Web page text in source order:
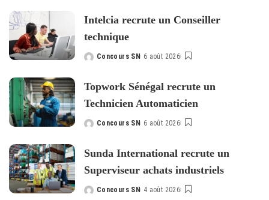
Intelcia recrute un Conseiller
technique
Posted
Concours SN 6 août 2026
Topwork Sénégal recrute un
Technicien Automaticien
Posted
Concours SN 6 août 2026
Sunda International recrute un
Superviseur achats industriels
Posted
Concours SN 4 août 2026